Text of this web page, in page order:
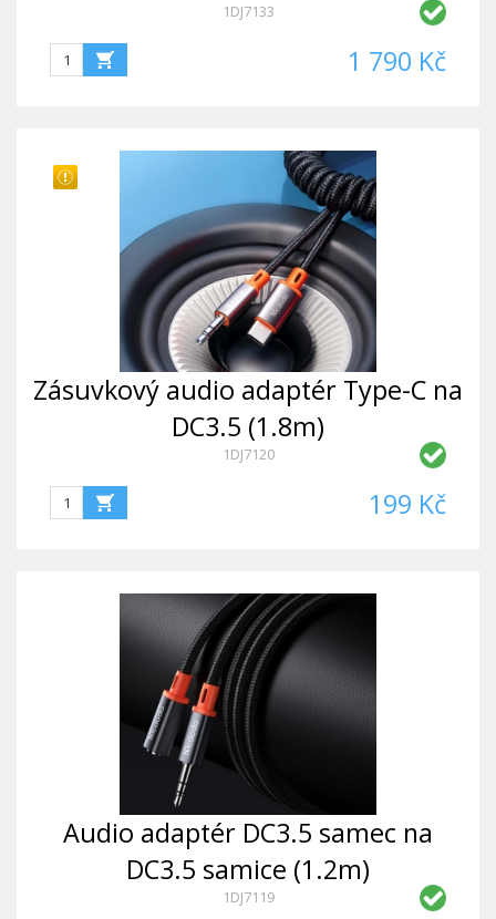
1DJ7133
1 790 Kč
Zásuvkový audio adaptér Type-C na
DC3.5 (1.8m)
1DJ7120
199 Kč
Audio adaptér DC3.5 samec na
DC3.5 samice (1.2m)
1DJ7119